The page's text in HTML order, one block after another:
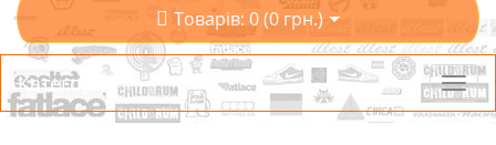
Товарів: 0 (0 грн.)
Категорії